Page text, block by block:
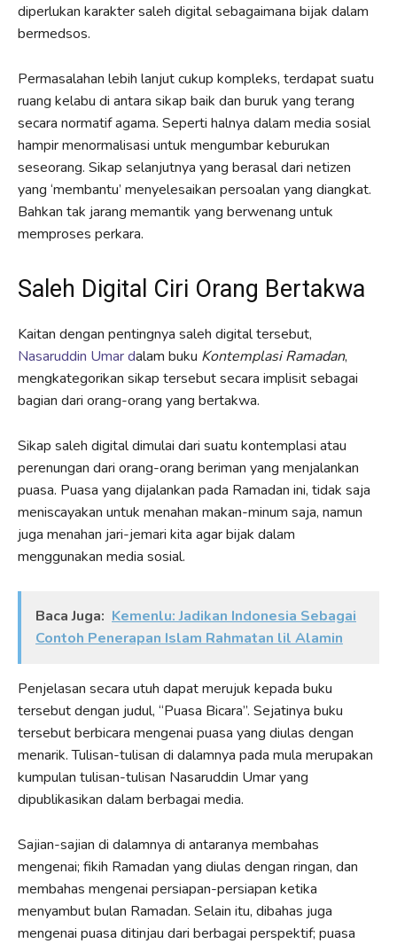
diperlukan karakter saleh digital sebagaimana bijak dalam
bermedsos.
Permasalahan lebih lanjut cukup kompleks, terdapat suatu
ruang kelabu di antara sikap baik dan buruk yang terang
secara normatif agama. Seperti halnya dalam media sosial
hampir menormalisasi untuk mengumbar keburukan
seseorang. Sikap selanjutnya yang berasal dari netizen
yang ‘membantu’ menyelesaikan persoalan yang diangkat.
Bahkan tak jarang memantik yang berwenang untuk
memproses perkara.
Saleh Digital Ciri Orang Bertakwa
Kaitan dengan pentingnya saleh digital tersebut,
Nasaruddin Umar dalam buku Kontemplasi Ramadan,
mengkategorikan sikap tersebut secara implisit sebagai
bagian dari orang-orang yang bertakwa.
Sikap saleh digital dimulai dari suatu kontemplasi atau
perenungan dari orang-orang beriman yang menjalankan
puasa. Puasa yang dijalankan pada Ramadan ini, tidak saja
meniscayakan untuk menahan makan-minum saja, namun
juga menahan jari-jemari kita agar bijak dalam
menggunakan media sosial.
Baca Juga: Kemenlu: Jadikan Indonesia Sebagai
Contoh Penerapan Islam Rahmatan lil Alamin
Penjelasan secara utuh dapat merujuk kepada buku
tersebut dengan judul, “Puasa Bicara”. Sejatinya buku
tersebut berbicara mengenai puasa yang diulas dengan
menarik. Tulisan-tulisan di dalamnya pada mula merupakan
kumpulan tulisan-tulisan Nasaruddin Umar yang
dipublikasikan dalam berbagai media.
Sajian-sajian di dalamnya di antaranya membahas
mengenai; fikih Ramadan yang diulas dengan ringan, dan
membahas mengenai persiapan-persiapan ketika
menyambut bulan Ramadan. Selain itu, dibahas juga
mengenai puasa ditinjau dari berbagai perspektif; puasa